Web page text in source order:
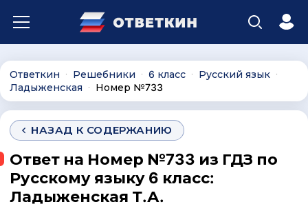
Ответкин ∙ Решебники ∙ 6 класс ∙ Русский язык ∙
Ладыженская ∙ Номер №733
НАЗАД К СОДЕРЖАНИЮ
Ответ на Номер №733 из ГДЗ по
Русскому языку 6 класс:
Ладыженская Т.А.